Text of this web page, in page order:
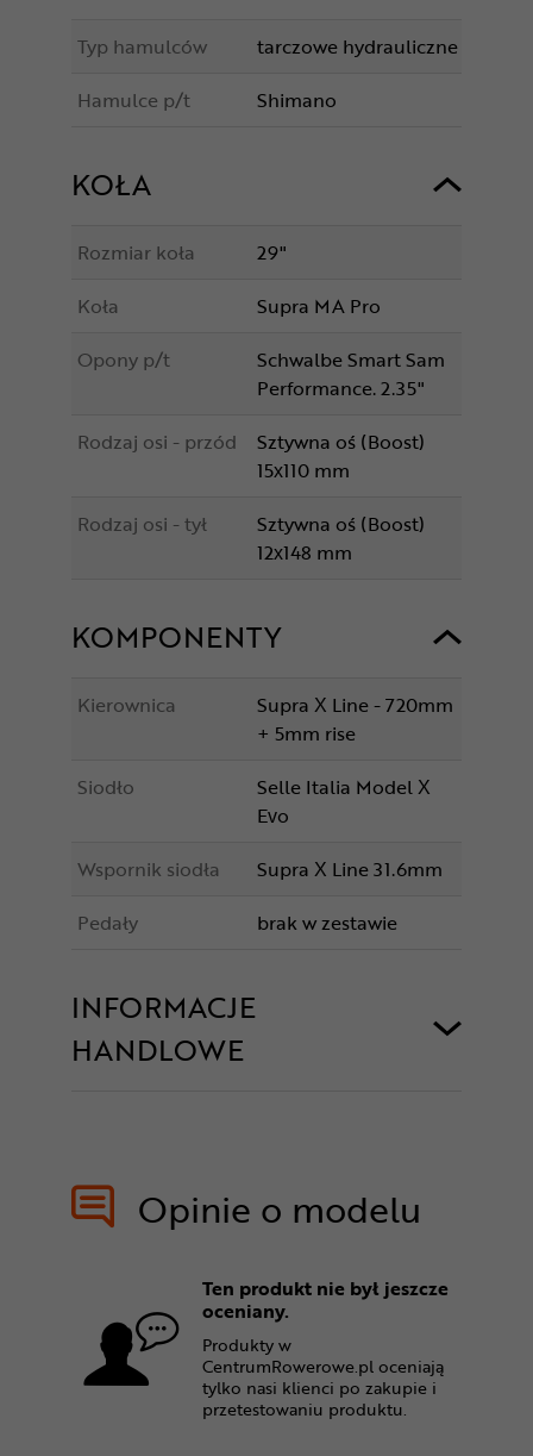
Typ hamulców
tarczowe hydrauliczne
Hamulce p/t
Shimano
KOŁA
Rozmiar koła
29"
Koła
Supra MA Pro
Opony p/t
Schwalbe Smart Sam
Performance. 2.35"
Rodzaj osi - przód
Sztywna oś (Boost)
15x110 mm
Rodzaj osi - tył
Sztywna oś (Boost)
12x148 mm
KOMPONENTY
Kierownica
Supra X Line - 720mm
+ 5mm rise
Siodło
Selle Italia Model X
Evo
Wspornik siodła
Supra X Line 31.6mm
Pedały
brak w zestawie
INFORMACJE
HANDLOWE
Opinie o modelu
Ten produkt nie był jeszcze
oceniany.
Produkty w
CentrumRowerowe.pl oceniają
tylko nasi klienci po zakupie i
przetestowaniu produktu.